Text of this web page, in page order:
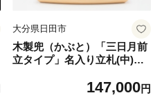
大分県日田市
木製兜（かぶと）「三日月前
立タイプ」名入り立札(中)
合同会社ウッドアート楽 [AR
147,000円